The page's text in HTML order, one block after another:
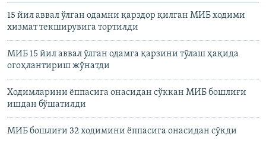
15 йил аввал ўлган одамни қарздор қилган МИБ ходими
хизмат текширувига тортилди
МИБ 15 йил аввал ўлган одамга қарзини тўлаш ҳақида
огоҳлантириш жўнатди
Ходимларини ёппасига онасидан сўккан МИБ бошлиғи
ишдан бўшатилди
МИБ бошлиғи 32 ходимини ёппасига онасидан сўкди